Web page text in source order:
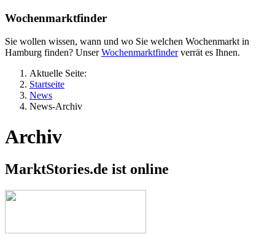
Wochenmarktfinder
Sie wollen wissen, wann und wo Sie welchen Wochenmarkt in
Hamburg finden? UnserWochenmarktfinderverrät es Ihnen.
Aktuelle Seite:
Startseite
News
News-Archiv
Archiv
MarktStories.de ist online